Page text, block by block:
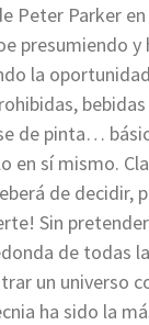
Peter Parker
presumiendo y
la
de pinta…
en sí mismo.
de decidir,
Sin
de todas
un universo
ha sido la